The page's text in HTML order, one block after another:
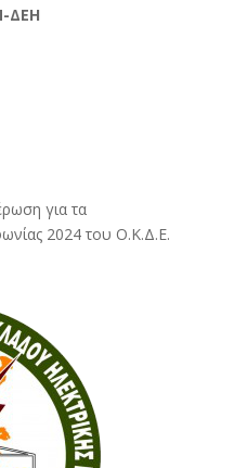
ΔΕΗ
για τα
2024 του Ο.Κ.Δ.Ε.